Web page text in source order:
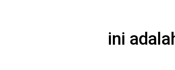
ini